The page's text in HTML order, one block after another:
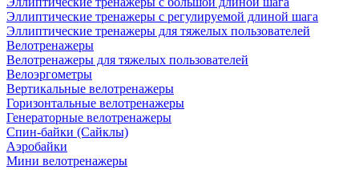
Эллиптические тренажеры с регулируемой длиной шага
Эллиптические тренажеры для тяжелых пользователей
Велотренажеры
Велотренажеры для тяжелых пользователей
Велоэргометры
Вертикальные велотренажеры
Горизонтальные велотренажеры
Генераторные велотренажеры
Спин-байки (Сайклы)
Аэробайки
Мини велотренажеры